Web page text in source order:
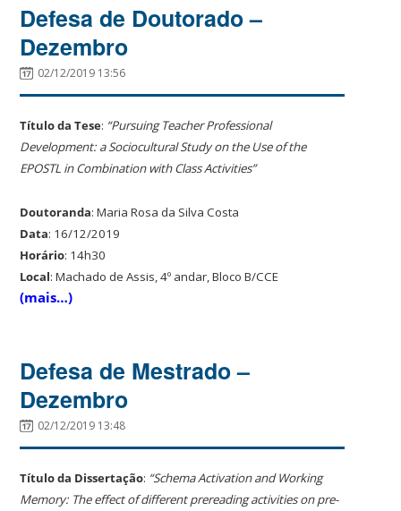
Defesa de Doutorado –
Dezembro
02/12/2019 13:56
Título da Tese: “Pursuing Teacher Professional
Development: a Sociocultural Study on the Use of the
EPOSTL in Combination with Class Activities”
Doutoranda: Maria Rosa da Silva Costa
Data: 16/12/2019
Horário: 14h30
Local: Machado de Assis, 4º andar, Bloco B/CCE
(mais…)
Defesa de Mestrado –
Dezembro
02/12/2019 13:48
Título da Dissertação: “Schema Activation and Working
Memory: The effect of different prereading activities on pre-